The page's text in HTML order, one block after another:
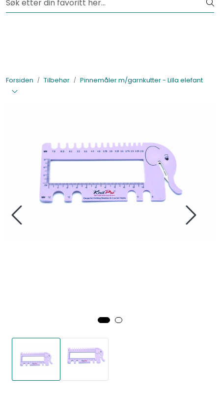
Skip to main contentFri frakt fra kr 1200,-
Forsiden Tilbehør Pinnemåler m/garnkutter - Lilla elefant
Garn
Kolleksjoner